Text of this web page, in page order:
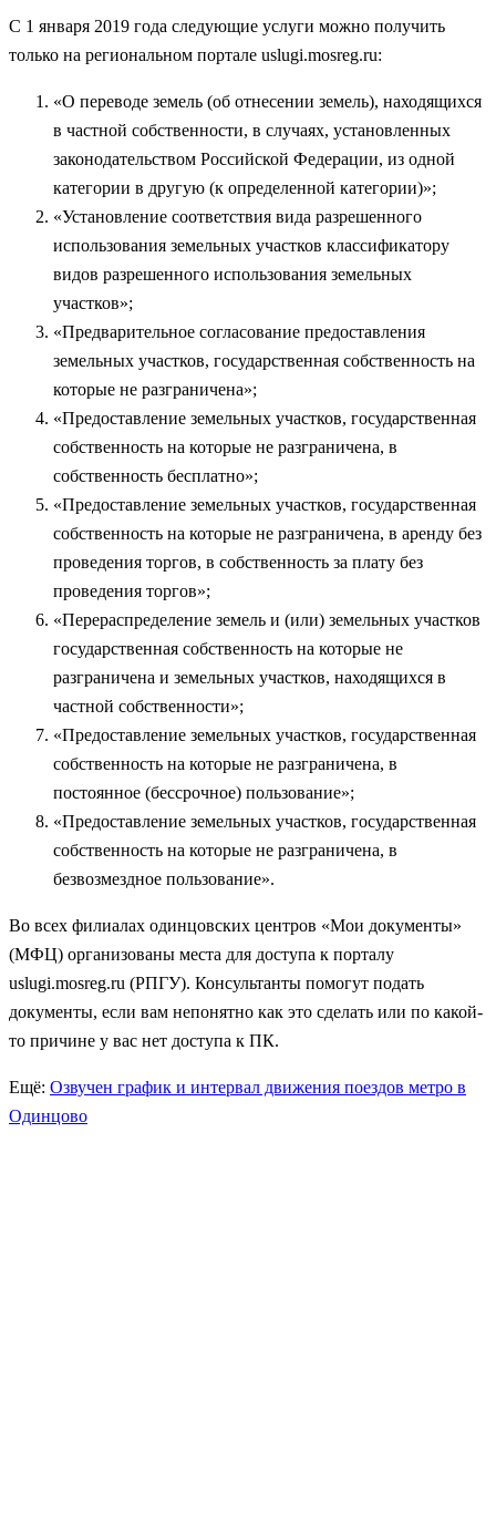
С 1 января 2019 года следующие услуги можно получить
только на региональном портале uslugi.mosreg.ru:
«О переводе земель (об отнесении земель), находящихся
в частной собственности, в случаях, установленных
законодательством Российской Федерации, из одной
категории в другую (к определенной категории)»;
«Установление соответствия вида разрешенного
использования земельных участков классификатору
видов разрешенного использования земельных
участков»;
«Предварительное согласование предоставления
земельных участков, государственная собственность на
которые не разграничена»;
«Предоставление земельных участков, государственная
собственность на которые не разграничена, в
собственность бесплатно»;
«Предоставление земельных участков, государственная
собственность на которые не разграничена, в аренду без
проведения торгов, в собственность за плату без
проведения торгов»;
«Перераспределение земель и (или) земельных участков
государственная собственность на которые не
разграничена и земельных участков, находящихся в
частной собственности»;
«Предоставление земельных участков, государственная
собственность на которые не разграничена, в
постоянное (бессрочное) пользование»;
«Предоставление земельных участков, государственная
собственность на которые не разграничена, в
безвозмездное пользование».
Во всех филиалах одинцовских центров «Мои документы»
(МФЦ) организованы места для доступа к порталу
uslugi.mosreg.ru (РПГУ). Консультанты помогут подать
документы, если вам непонятно как это сделать или по какой-
то причине у вас нет доступа к ПК.
Ещё: Озвучен график и интервал движения поездов метро в
Одинцово